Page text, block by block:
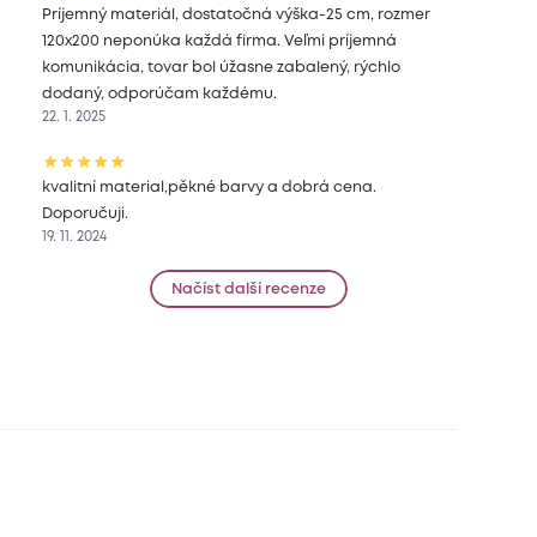
Príjemný materiál, dostatočná výška-25 cm, rozmer
120x200 neponúka každá firma. Veľmi príjemná
komunikácia, tovar bol úžasne zabalený, rýchlo
dodaný, odporúčam každému.
22. 1. 2025
kvalitní material,pěkné barvy a dobrá cena.
Doporučuji.
19. 11. 2024
Načíst další recenze